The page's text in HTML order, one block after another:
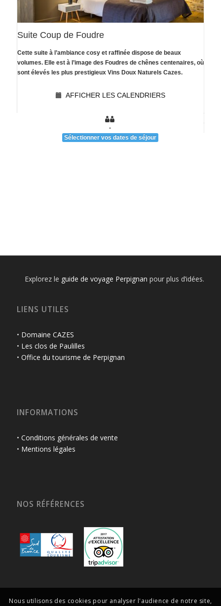
[voir la fiche détail]
Suite Coup de Foudre
Cette suite à l’ambiance cosy et raffinée dispose de beaux
volumes. Elle est à l’image des Foudres de chênes centenaires, où
sont élevés les plus prestigieux Vins Doux Naturels Cazes.
AFFICHER LES CALENDRIERS
-
Sélectionner vos dates de séjour
Explorez le guide de voyage Perpignan pour plus d’idées.
LIENS UTILES
• Domaine CAZES
• Les clos de Paulilles
• Office du tourisme de Perpignan
INFORMATIONS
• Conditions générales de vente
• Mentions légales
NOS RÉFÉRENCES
Nous utilisons des cookies pour analyser l'audience de notre site,